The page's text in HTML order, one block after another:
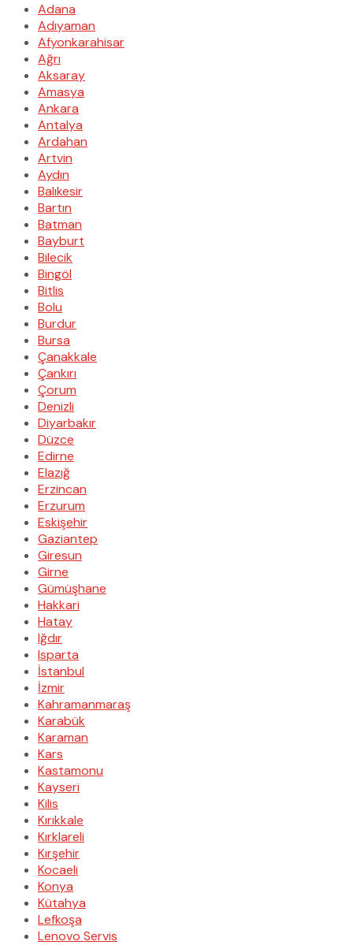
Adana
Adıyaman
Afyonkarahisar
Ağrı
Aksaray
Amasya
Ankara
Antalya
Ardahan
Artvin
Aydın
Balıkesir
Bartın
Batman
Bayburt
Bilecik
Bingöl
Bitlis
Bolu
Burdur
Bursa
Çanakkale
Çankırı
Çorum
Denizli
Diyarbakır
Düzce
Edirne
Elazığ
Erzincan
Erzurum
Eskişehir
Gaziantep
Giresun
Girne
Gümüşhane
Hakkari
Hatay
Iğdır
Isparta
İstanbul
İzmir
Kahramanmaraş
Karabük
Karaman
Kars
Kastamonu
Kayseri
Kilis
Kırıkkale
Kırklareli
Kırşehir
Kocaeli
Konya
Kütahya
Lefkoşa
Lenovo Servis